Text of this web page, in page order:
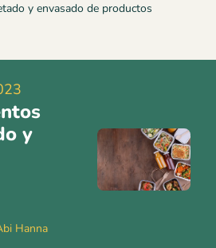
y envasado de productos
y
Hanna